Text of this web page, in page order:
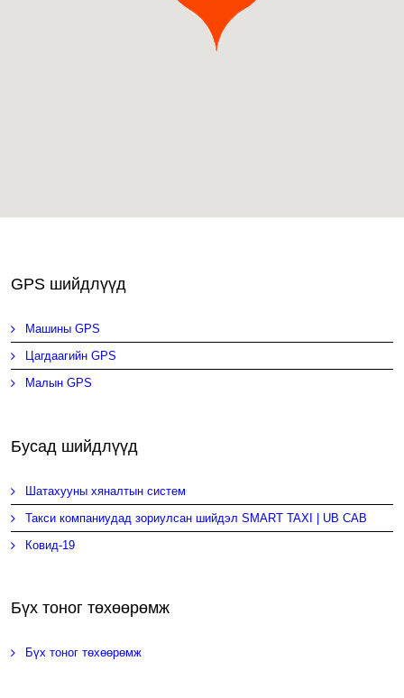
GPS шийдлүүд
Машины GPS
Цагдаагийн GPS
Малын GPS
Бусад шийдлүүд
Шатахууны хяналтын систем
Такси компаниудад зориулсан шийдэл SMART TAXI | UB CAB
Ковид-19
Бүх тоног төхөөрөмж
Бүх тоног төхөөрөмж